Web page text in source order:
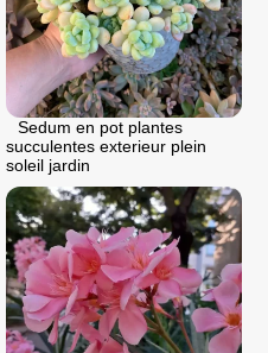
Sedum en pot plantes
succulentes exterieur plein
soleil jardin